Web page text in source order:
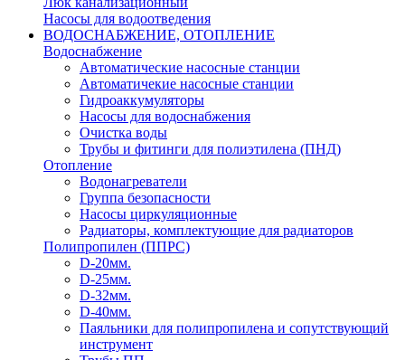
Насосы для водоотведения
ВОДОСНАБЖЕНИЕ, ОТОПЛЕНИЕ
Водоснабжение
Автоматичеcкие насосные станции
Автоматичекие насосные станции
Гидроаккумуляторы
Насосы для водоснабжения
Очистка воды
Трубы и фитинги для полиэтилена (ПНД)
Отопление
Водонагреватели
Группа безопасности
Насосы циркуляционные
Радиаторы, комплектующие для радиаторов
Полипропилен (ППРС)
D-20мм.
D-25мм.
D-32мм.
D-40мм.
Паяльники для полипропилена и сопутствующий
инструмент